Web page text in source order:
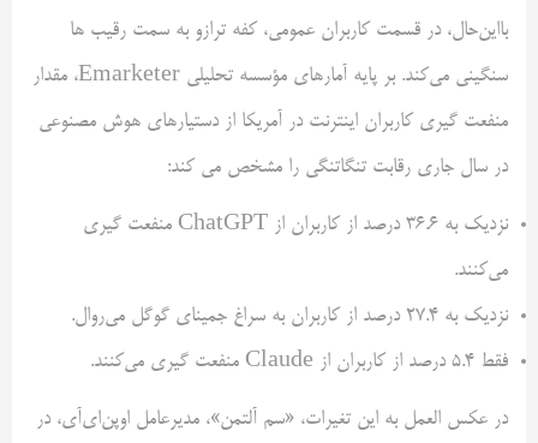
بااین‌حال، در قسمت کاربران عمومی، کفه ترازو به سمت رقیب ها
سنگینی می‌کند. بر پایه آمارهای مؤسسه تحلیلی Emarketer، مقدار
منفعت گیری کاربران اینترنت در آمریکا از دستیارهای هوش مصنوعی
در سال جاری رقابت تنگاتنگی را مشخص می کند:
نزدیک به ۳۶.۶ درصد از کاربران از ChatGPT منفعت گیری
می‌کنند.
نزدیک به ۲۷.۴ درصد از کاربران به سراغ جمینای گوگل می‌روال.
فقط ۵.۴ درصد از کاربران از Claude منفعت گیری می‌کنند.
در عکس العمل به این تغیرات، «سم آلتمن»، مدیرعامل اوپن‌ای‌آی، در